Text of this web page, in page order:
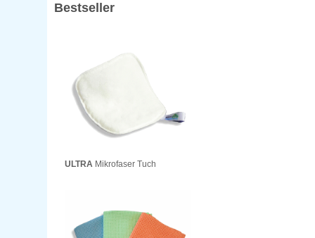
Bestseller
ULTRA Mikrofaser Tuch